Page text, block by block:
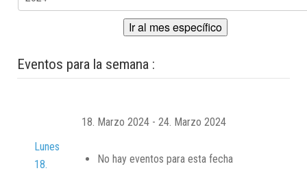
Ir al mes específico
Eventos para la semana :
18. Marzo 2024 - 24. Marzo 2024
Lunes
18.
No hay eventos para esta fecha